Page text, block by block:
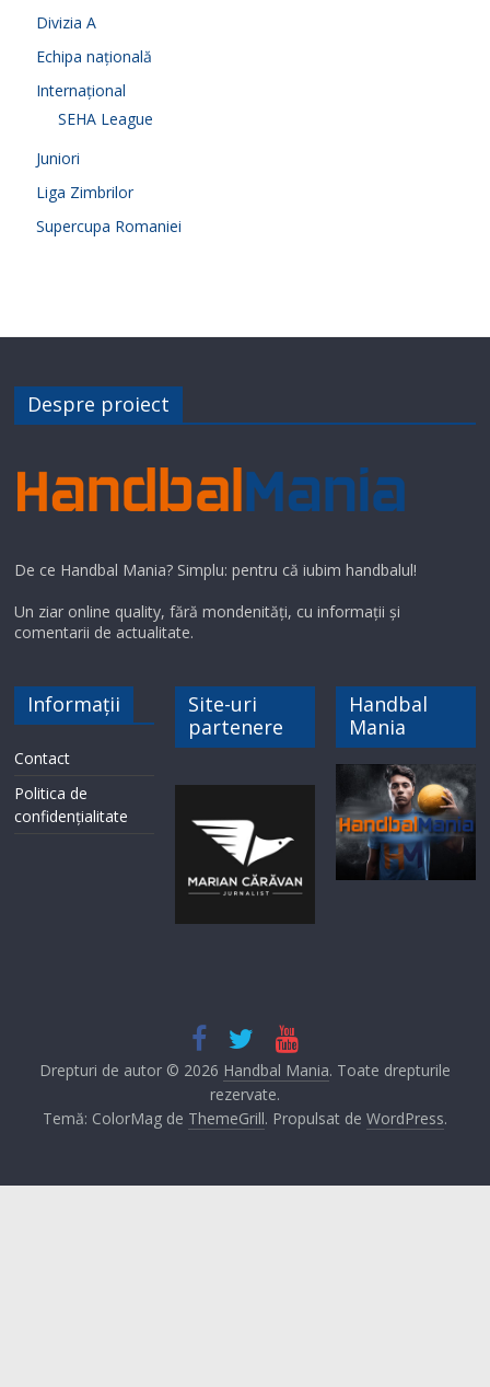
Divizia A
Echipa națională
Internațional
SEHA League
Juniori
Liga Zimbrilor
Supercupa Romaniei
Despre proiect
De ce Handbal Mania? Simplu: pentru că iubim handbalul!
Un ziar online quality, fără mondenități, cu informații și
comentarii de actualitate.
Informații
Contact
Politica de
confidențialitate
Site-uri
partenere
Handbal
Mania
Drepturi de autor © 2026 Handbal Mania. Toate drepturile
rezervate.
Temă: ColorMag de ThemeGrill. Propulsat de WordPress.